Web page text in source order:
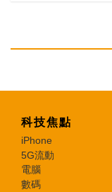
科技焦點
iPhone
5G流動
電腦
數碼